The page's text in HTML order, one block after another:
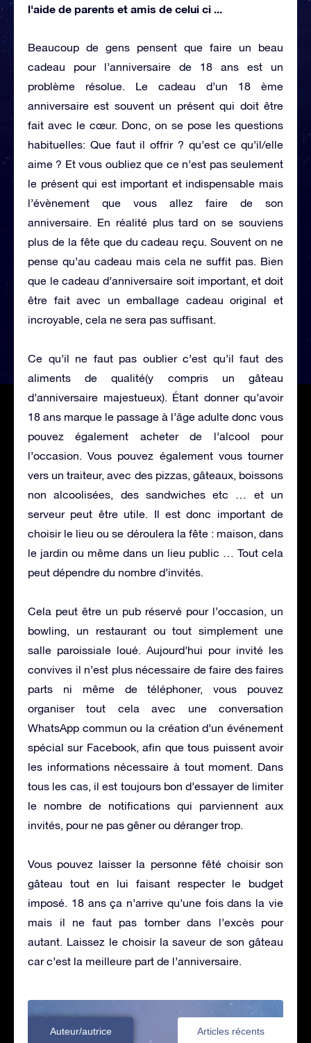
l'aide de parents et amis de celui ci ...
Beaucoup de gens pensent que faire un beau
cadeau pour l’anniversaire de 18 ans est un
problème résolue. Le cadeau d’un 18 ème
anniversaire est souvent un présent qui doit être
fait avec le cœur. Donc, on se pose les questions
habituelles: Que faut il offrir ? qu’est ce qu’il/elle
aime ? Et vous oubliez que ce n’est pas seulement
le présent qui est important et indispensable mais
l’évènement que vous allez faire de son
anniversaire. En réalité plus tard on se souviens
plus de la fête que du cadeau reçu. Souvent on ne
pense qu’au cadeau mais cela ne suffit pas. Bien
que le cadeau d’anniversaire soit important, et doit
être fait avec un emballage cadeau original et
incroyable, cela ne sera pas suffisant.
Ce qu’il ne faut pas oublier c’est qu’il faut des
aliments de qualité(y compris un gâteau
d’anniversaire majestueux). Étant donner qu’avoir
18 ans marque le passage à l’âge adulte donc vous
pouvez également acheter de l’alcool pour
l’occasion. Vous pouvez également vous tourner
vers un traiteur, avec des pizzas, gâteaux, boissons
non alcoolisées, des sandwiches etc … et un
serveur peut être utile. Il est donc important de
choisir le lieu ou se déroulera la fête : maison, dans
le jardin ou même dans un lieu public … Tout cela
peut dépendre du nombre d’invités.
Cela peut être un pub réservé pour l’occasion, un
bowling, un restaurant ou tout simplement une
salle paroissiale loué. Aujourd’hui pour invité les
convives il n’est plus nécessaire de faire des faires
parts ni même de téléphoner, vous pouvez
organiser tout cela avec une conversation
WhatsApp commun ou la création d’un événement
spécial sur Facebook, afin que tous puissent avoir
les informations nécessaire à tout moment. Dans
tous les cas, il est toujours bon d’essayer de limiter
le nombre de notifications qui parviennent aux
invités, pour ne pas gêner ou déranger trop.
Vous pouvez laisser la personne fêté choisir son
gâteau tout en lui faisant respecter le budget
imposé. 18 ans ça n’arrive qu’une fois dans la vie
mais il ne faut pas tomber dans l’excès pour
autant. Laissez le choisir la saveur de son gâteau
car c’est la meilleure part de l’anniversaire.
Auteur/autrice Articles récents